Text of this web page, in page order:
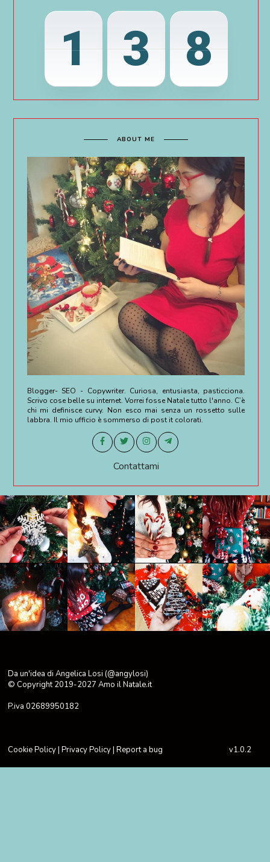
1 3 8
ABOUT ME
Blogger- SEO - Copywriter. Curiosa, entusiasta, pasticciona.
Scrivo cose belle su internet. Vorrei fosse Natale tutto l'anno. C’è
chi mi definisce curvy. Non esco mai senza un rossetto sulle
labbra. Il mio ufficio è sommerso di post it colorati.
Contattami
Da un'idea di Angelica Losi (@angylosi)
© Copyright 2019-2027Amo il Natale.it
P.iva 02689950182
Cookie Policy|Privacy Policy|Report a bug v1.0.2